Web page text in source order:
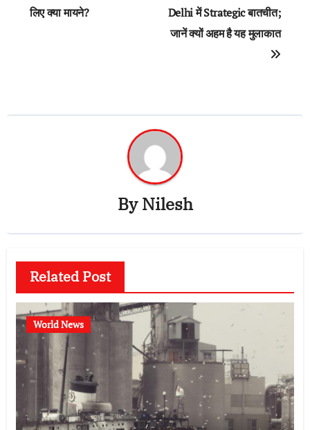
लिए क्या मायने?
Delhi में Strategic बातचीत;
जानें क्यों अहम है यह मुलाकात
ByNilesh
Related Post
World News